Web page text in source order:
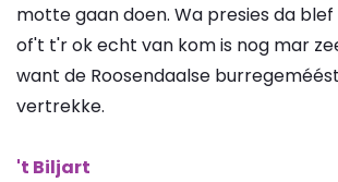
motte gaan doen. Wa presies da
of't t'r ok echt van kom is nog mar
want de Roosendaalse
vertrekke.
't Biljart